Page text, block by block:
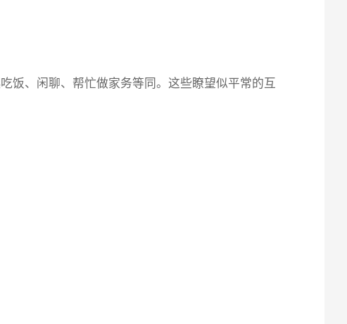
饭、闲聊、帮忙做家务等同。这些瞭望似平常的互